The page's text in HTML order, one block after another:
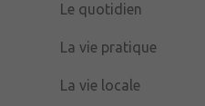
Le quotidien
La vie pratique
La vie locale